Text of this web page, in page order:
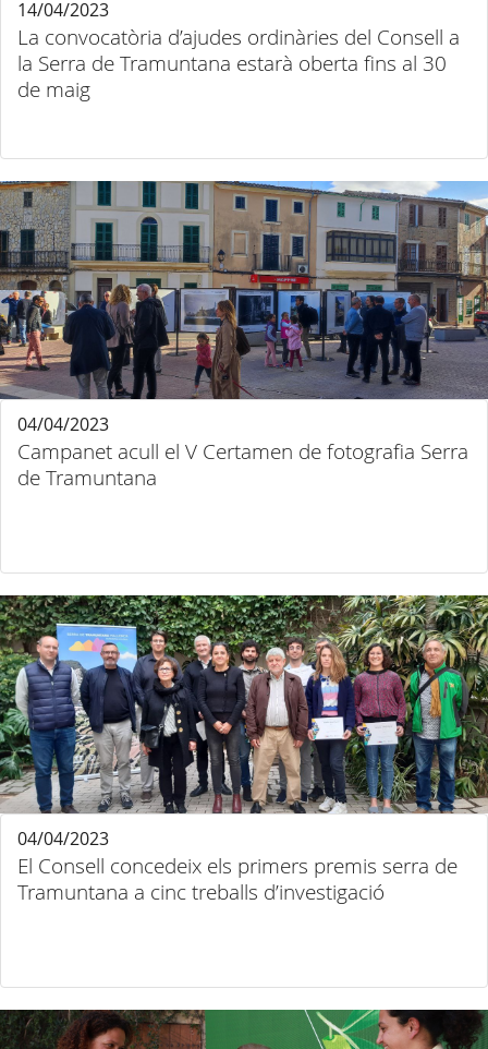
La convocatòria d’ajudes ordinàries del Consell a
la Serra de Tramuntana estarà oberta fins al 30
de maig
14/04/2023
Campanet acull el V Certamen de fotografia Serra
de Tramuntana
04/04/2023
El Consell concedeix els primers premis serra de
Tramuntana a cinc treballs d’investigació
04/04/2023